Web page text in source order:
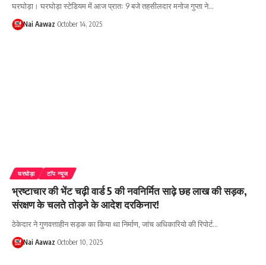
घरघोड़ा। घरघोड़ा स्टेडियम में आज प्रातः 9 बजे तहसीलदार मनोज गुप्ता ने…
Nai Aawaz October 14, 2025
घरघोड़ा टाॅप न्यूज
भ्रष्टाचार की भेंट चढ़ी वार्ड 5 की नवनिर्मित साढ़े छह लाख की सड़क,
संरक्षण के चलते तोड़ने के आदेश दरकिनार!
ठेकेदार ने गुणवत्ताहीन सड़क का किया था निर्माण, जांच अधिकारियो की रिपोर्ट…
Nai Aawaz October 10, 2025